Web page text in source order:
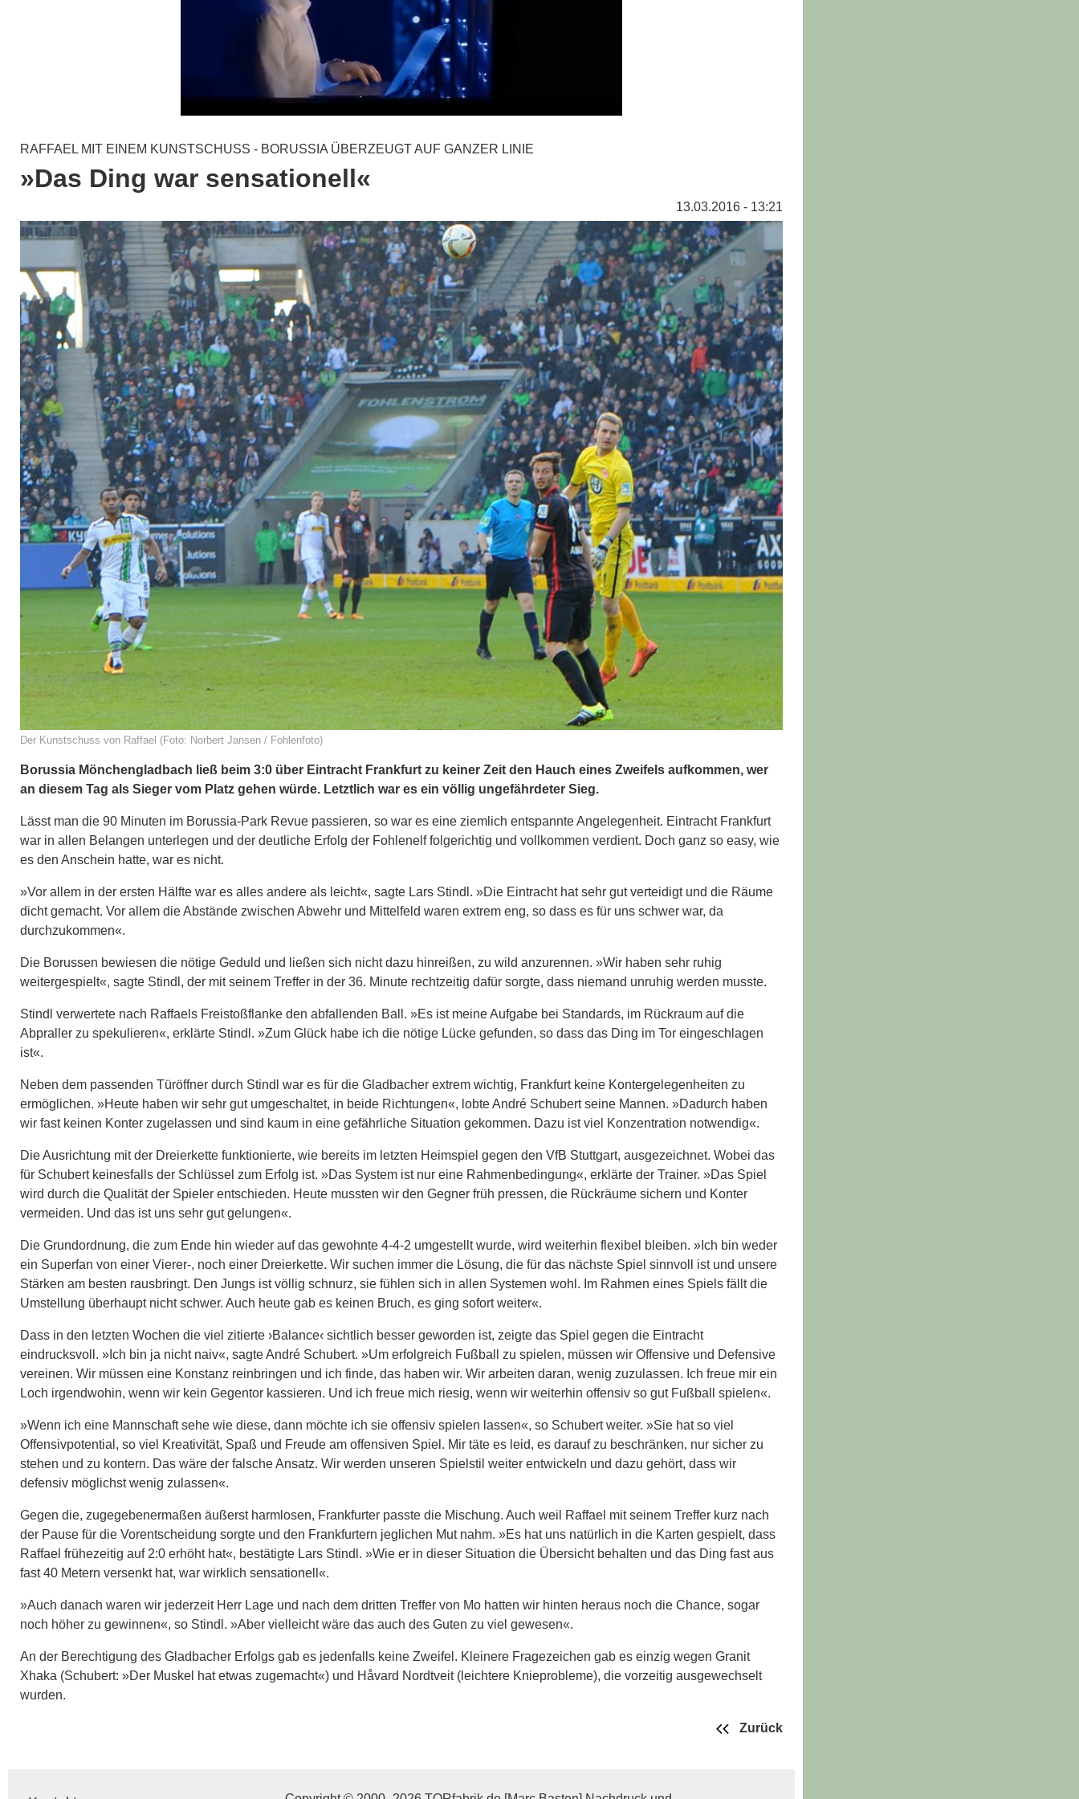
RAFFAEL MIT EINEM KUNSTSCHUSS - BORUSSIA ÜBERZEUGT AUF GANZER LINIE
»Das Ding war sensationell«
13.03.2016 - 13:21
Der Kunstschuss von Raffael (Foto: Norbert Jansen / Fohlenfoto)
Borussia Mönchengladbach ließ beim 3:0 über Eintracht Frankfurt zu keiner Zeit den Hauch eines Zweifels aufkommen, wer
an diesem Tag als Sieger vom Platz gehen würde. Letztlich war es ein völlig ungefährdeter Sieg.
Lässt man die 90 Minuten im Borussia-Park Revue passieren, so war es eine ziemlich entspannte Angelegenheit. Eintracht Frankfurt
war in allen Belangen unterlegen und der deutliche Erfolg der Fohlenelf folgerichtig und vollkommen verdient. Doch ganz so easy, wie
es den Anschein hatte, war es nicht.
»Vor allem in der ersten Hälfte war es alles andere als leicht«, sagte Lars Stindl. »Die Eintracht hat sehr gut verteidigt und die Räume
dicht gemacht. Vor allem die Abstände zwischen Abwehr und Mittelfeld waren extrem eng, so dass es für uns schwer war, da
durchzukommen«.
Die Borussen bewiesen die nötige Geduld und ließen sich nicht dazu hinreißen, zu wild anzurennen. »Wir haben sehr ruhig
weitergespielt«, sagte Stindl, der mit seinem Treffer in der 36. Minute rechtzeitig dafür sorgte, dass niemand unruhig werden musste.
Stindl verwertete nach Raffaels Freistoßflanke den abfallenden Ball. »Es ist meine Aufgabe bei Standards, im Rückraum auf die
Abpraller zu spekulieren«, erklärte Stindl. »Zum Glück habe ich die nötige Lücke gefunden, so dass das Ding im Tor eingeschlagen
ist«.
Neben dem passenden Türöffner durch Stindl war es für die Gladbacher extrem wichtig, Frankfurt keine Kontergelegenheiten zu
ermöglichen. »Heute haben wir sehr gut umgeschaltet, in beide Richtungen«, lobte André Schubert seine Mannen. »Dadurch haben
wir fast keinen Konter zugelassen und sind kaum in eine gefährliche Situation gekommen. Dazu ist viel Konzentration notwendig«.
Die Ausrichtung mit der Dreierkette funktionierte, wie bereits im letzten Heimspiel gegen den VfB Stuttgart, ausgezeichnet. Wobei das
für Schubert keinesfalls der Schlüssel zum Erfolg ist. »Das System ist nur eine Rahmenbedingung«, erklärte der Trainer. »Das Spiel
wird durch die Qualität der Spieler entschieden. Heute mussten wir den Gegner früh pressen, die Rückräume sichern und Konter
vermeiden. Und das ist uns sehr gut gelungen«.
Die Grundordnung, die zum Ende hin wieder auf das gewohnte 4-4-2 umgestellt wurde, wird weiterhin flexibel bleiben. »Ich bin weder
ein Superfan von einer Vierer-, noch einer Dreierkette. Wir suchen immer die Lösung, die für das nächste Spiel sinnvoll ist und unsere
Stärken am besten rausbringt. Den Jungs ist völlig schnurz, sie fühlen sich in allen Systemen wohl. Im Rahmen eines Spiels fällt die
Umstellung überhaupt nicht schwer. Auch heute gab es keinen Bruch, es ging sofort weiter«.
Dass in den letzten Wochen die viel zitierte ›Balance‹ sichtlich besser geworden ist, zeigte das Spiel gegen die Eintracht
eindrucksvoll. »Ich bin ja nicht naiv«, sagte André Schubert. »Um erfolgreich Fußball zu spielen, müssen wir Offensive und Defensive
vereinen. Wir müssen eine Konstanz reinbringen und ich finde, das haben wir. Wir arbeiten daran, wenig zuzulassen. Ich freue mir ein
Loch irgendwohin, wenn wir kein Gegentor kassieren. Und ich freue mich riesig, wenn wir weiterhin offensiv so gut Fußball spielen«.
»Wenn ich eine Mannschaft sehe wie diese, dann möchte ich sie offensiv spielen lassen«, so Schubert weiter. »Sie hat so viel
Offensivpotential, so viel Kreativität, Spaß und Freude am offensiven Spiel. Mir täte es leid, es darauf zu beschränken, nur sicher zu
stehen und zu kontern. Das wäre der falsche Ansatz. Wir werden unseren Spielstil weiter entwickeln und dazu gehört, dass wir
defensiv möglichst wenig zulassen«.
Gegen die, zugegebenermaßen äußerst harmlosen, Frankfurter passte die Mischung. Auch weil Raffael mit seinem Treffer kurz nach
der Pause für die Vorentscheidung sorgte und den Frankfurtern jeglichen Mut nahm. »Es hat uns natürlich in die Karten gespielt, dass
Raffael frühezeitig auf 2:0 erhöht hat«, bestätigte Lars Stindl. »Wie er in dieser Situation die Übersicht behalten und das Ding fast aus
fast 40 Metern versenkt hat, war wirklich sensationell«.
»Auch danach waren wir jederzeit Herr Lage und nach dem dritten Treffer von Mo hatten wir hinten heraus noch die Chance, sogar
noch höher zu gewinnen«, so Stindl. »Aber vielleicht wäre das auch des Guten zu viel gewesen«.
An der Berechtigung des Gladbacher Erfolgs gab es jedenfalls keine Zweifel. Kleinere Fragezeichen gab es einzig wegen Granit
Xhaka (Schubert: »Der Muskel hat etwas zugemacht«) und Håvard Nordtveit (leichtere Knieprobleme), die vorzeitig ausgewechselt
wurden.
Zurück